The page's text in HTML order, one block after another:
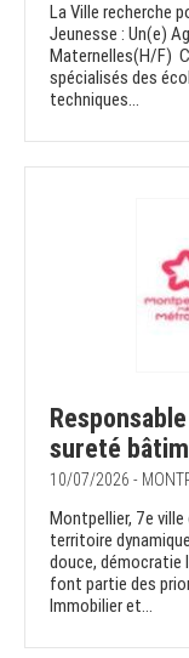
La Ville recherche
Jeunesse : Un(e)
Maternelles(H/F)
spécialisés des
techniques...
sureté
10/07/2026 -
Montpellier, 7e
territoire
douce, démocratie
font partie des
Immobilier et...